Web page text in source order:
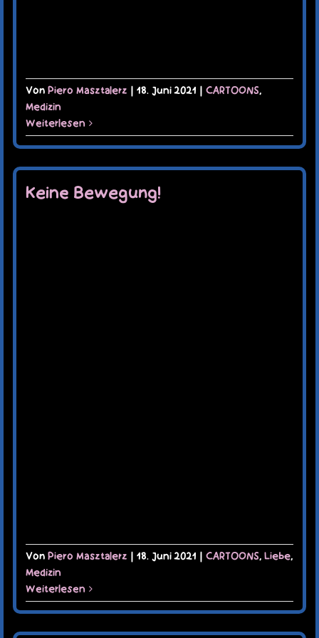
Von Piero Masztalerz | 18. Juni 2021 | CARTOONS,
Medizin
Weiterlesen
Keine Bewegung!
Von Piero Masztalerz | 18. Juni 2021 | CARTOONS, Liebe,
Medizin
Weiterlesen